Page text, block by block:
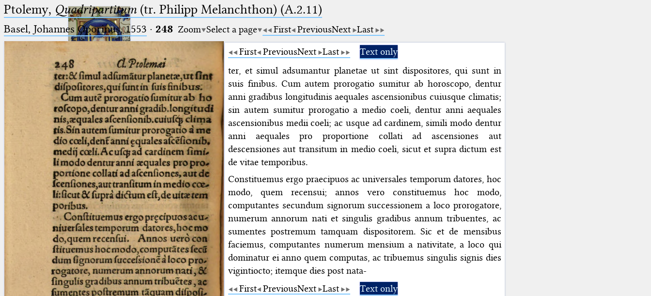
Ptolemaeus
Arabus et Latinus
(the underscore) is the placeholder
for exactly one character.
(the percent sign) is the
placeholder for no, one or more
than one character.
(two percent signs) is the
placeholder for no, one or more
than one character, but not for
blank space (so that a search ends
at word boundaries).
🔎︎
Start
Project
Team
News
Jobs
Publications
Conference
Arabic Works
Arabic Manuscripts
Ptolemy, Quadripartitum (tr. Philipp Melanchthon) (A.2.11)
Basel, Johannes Oporinus, 1553 · 248 Zoom Select a page First PreviousNext Last
First PreviousNext Last
Text only
ter, et simul adsumantur planetae ut sint dispositores, qui sunt in
suis finibus. Cum autem prorogatio sumitur ab horoscopo, dentur
anni gradibus longitudinis aequales ascensionibus cuiusque climatis;
sin autem sumitur prorogatio a medio coeli, dentur anni aequales
ascensionibus medii coeli; ac usque ad cardinem, simili modo dentur
anni aequales pro proportione collati ad ascensiones aut
descensiones aut transitum in medio coeli, sicut et supra dictum est
de vitae temporibus.
Constituemus ergo praecipuos ac universales temporum datores, hoc
modo, quem recensui; annos vero constituemus hoc modo,
computantes secundum signorum successionem a loco prorogatore,
numerum annorum nati et singulis gradibus annum tribuentes, ac
sumentes postremum tamquam dispositorem. Sic et de mensibus
faciemus, computantes numerum mensium a nativitate, a loco qui
dominatur ei anno quem computas, ac tribuemus singulis signis dies
vigintiocto; itemque dies post nata-
First PreviousNext Last Text only